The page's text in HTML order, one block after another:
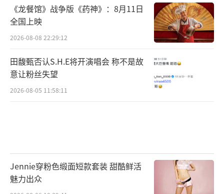
《龙餐馆》战争版《药神》：8月11日
全国上映
2026-08-08 22:29:12
田馥甄否认S.H.E将开演唱会 称不是故
意让粉丝失望
2026-08-05 11:58:11
Jennie穿粉色缎面短款套装 甜酷鲜活
魅力出众